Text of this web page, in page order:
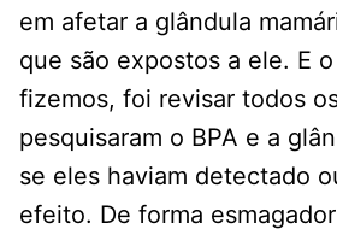
em afetar a glândula
que são expostos a ele. E
fizemos, foi revisar todos
pesquisaram o BPA e a
se eles haviam detectado
efeito. De forma